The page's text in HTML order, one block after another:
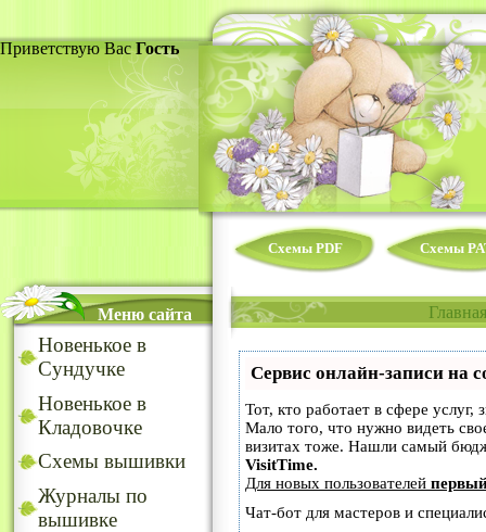
Приветствую Вас Гость
Схемы PDF Схемы
Меню сайта
Новенькое в
Сундучке
Новенькое в
Кладовочке
Схемы вышивки
Журналы по
вышивке
Главная
Сервис онлайн-записи на
Тот, кто работает в сфере услуг,
Мало того, что нужно видеть
визитах тоже. Нашли самый
VisitTime.
Для новых пользователей
Чат-бот для мастеров и